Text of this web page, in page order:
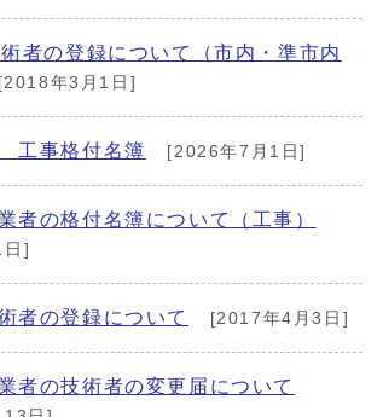
者の登録について（市内・準市内
[2018年3月1日]
工事格付名簿 [2026年7月1日]
者の格付名簿について（工事）
]
者の登録について [2017年4月3日]
者の技術者の変更届について